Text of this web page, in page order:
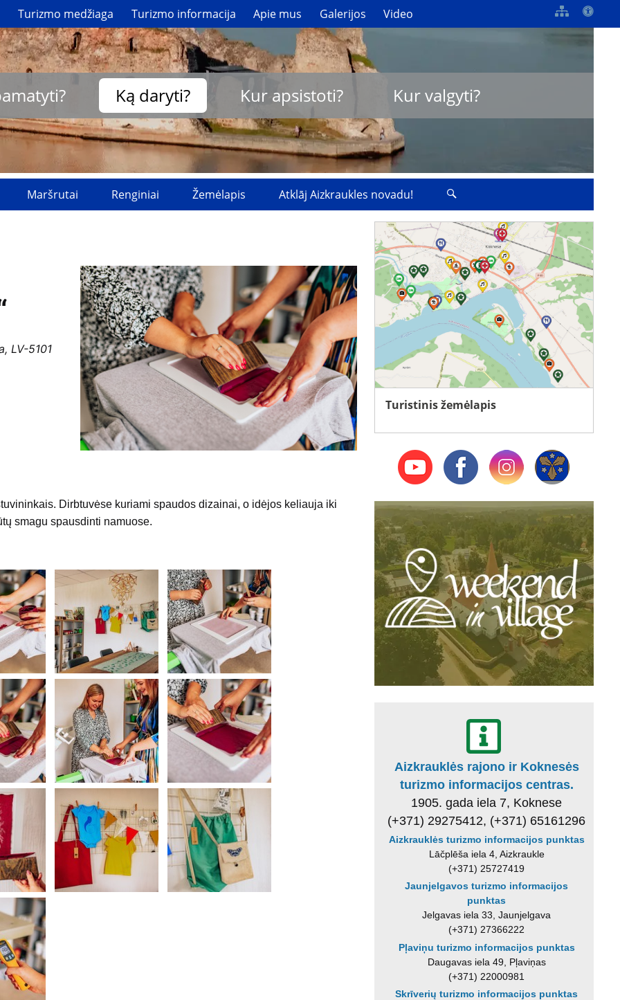
Turizmo medžiaga Turizmo informacija Apie mus Galerijos Video
Ką daryti? Kur apsistoti? Kur valgyti?
Maršrutai Renginiai Žemėlapis Atklāj Aizkraukles novadu!
LV-5101
Dirbtuvėse kuriami spaudos dizainai, o idėjos keliauja iki
smagu spausdinti namuose.
Turistinis žemėlapis
Aizkrauklės rajono ir Koknesės
turizmo informacijos centras.
1905. gada iela 7, Koknese
(+371) 29275412, (+371) 65161296
Aizkrauklės turizmo informacijos punktas
Lāčplēša iela 4, Aizkraukle
(+371) 25727419
Jaunjelgavos turizmo informacijos
punktas
Jelgavas iela 33, Jaunjelgava
(+371) 27366222
Pļaviņu turizmo informacijos punktas
Daugavas iela 49, Pļaviņas
(+371) 22000981
Skrīverių turizmo informacijos punktas